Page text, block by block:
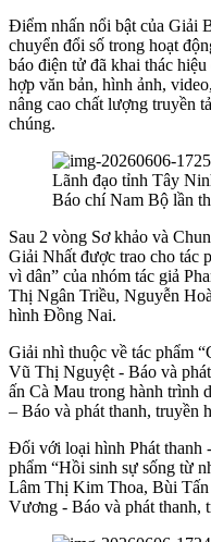
Điểm nhấn nổi bật của Giải
chuyển đổi số trong hoạt
báo điện tử đã khai thác
hợp văn bản, hình ảnh,
nâng cao chất lượng truyền
chúng.
Lãnh đạo tỉnh Tây
Báo chí Nam Bộ lần
Sau 2 vòng Sơ khảo và
Giải Nhất được trao cho tác
vì dân” của nhóm tác giả
Thị Ngân Triều, Nguyễn
hình Đồng Nai.
Giải nhì thuộc về tác phẩm
Vũ Thị Nguyệt - Báo và
ấn Cà Mau trong hành trình
– Báo và phát thanh, truyền
Đối với loại hình Phát thanh
phẩm “Hồi sinh sự sống từ
Lâm Thị Kim Thoa, Bùi
Vương - Báo và phát thanh,